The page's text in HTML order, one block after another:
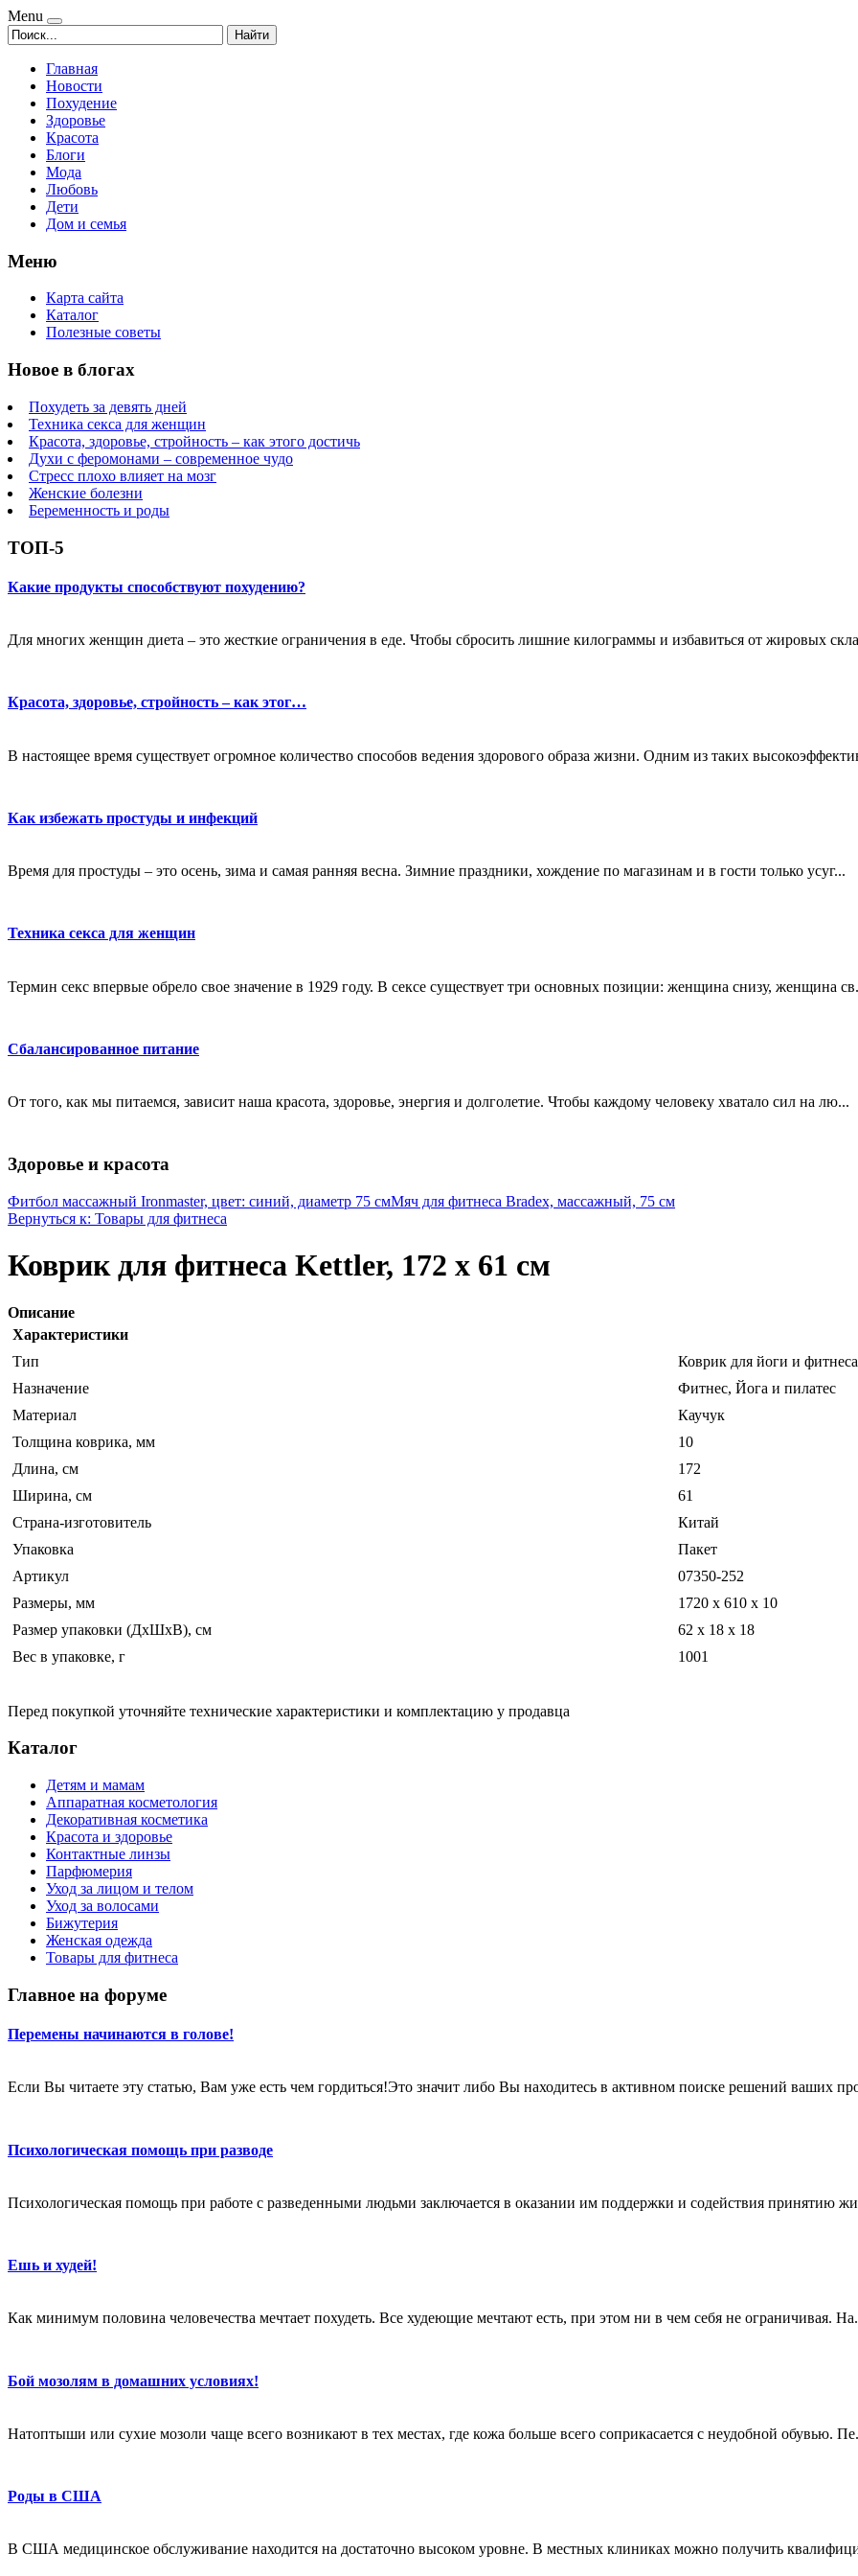
Menu
Найти
Главная
Новости
Похудение
Здоровье
Красота
Блоги
Мода
Любовь
Дети
Дом и семья
Меню
Карта сайта
Каталог
Полезные советы
Новое в блогах
Похудеть за девять дней
Техника секса для женщин
Красота, здоровье, стройность – как этого достичь
Духи с феромонами – современное чудо
Стресс плохо влияет на мозг
Женские болезни
Беременность и роды
ТОП-5
Какие продукты способствуют похудению?
Для многих женщин диета – это жесткие ограничения в еде. Чтобы сбросить лишние килограммы и избавиться от жировых
Красота, здоровье, стройность – как этог…
В настоящее время существует огромное количество способов ведения здорового образа жизни. Одним из таких
Как избежать простуды и инфекций
Время для простуды – это осень, зима и самая ранняя весна. Зимние праздники, хождение по магазинам и в гости только усуг...
Техника секса для женщин
Термин секс впервые обрело свое значение в 1929 году. В сексе существует три основных позиции: женщина снизу, женщина
Сбалансированное питание
От того, как мы питаемся, зависит наша красота, здоровье, энергия и долголетие. Чтобы каждому человеку хватало сил на лю...
Здоровье и красота
Фитбол массажный Ironmaster, цвет: синий, диаметр 75 смМяч для фитнеса Bradex, массажный, 75 см
Вернуться к: Товары для фитнеса
Коврик для фитнеса Kettler, 172 х 61 см
Описание
Характеристики
Тип
Коврик для йоги и фитнеса
Назначение
Фитнес, Йога и пилатес
Материал
Каучук
Толщина коврика, мм
10
Длина, см
172
Ширина, см
61
Страна-изготовитель
Китай
Упаковка
Пакет
Артикул
07350-252
Размеры, мм
1720 х 610 х 10
Размер упаковки (ДхШхВ), см
62 x 18 x 18
Вес в упаковке, г
1001
Перед покупкой уточняйте технические характеристики и комплектацию у продавца
Каталог
Детям и мамам
Аппаратная косметология
Декоративная косметика
Красота и здоровье
Контактные линзы
Парфюмерия
Уход за лицом и телом
Уход за волосами
Бижутерия
Женская одежда
Товары для фитнеса
Главное на форуме
Перемены начинаются в голове!
Если Вы читаете эту статью, Вам уже есть чем гордиться!Это значит либо Вы находитесь в активном поиске решений ваших
Психологическая помощь при разводе
Психологическая помощь при работе с разведенными людьми заключается в оказании им поддержки и содействия принятию
Ешь и худей!
Как минимум половина человечества мечтает похудеть. Все худеющие мечтают есть, при этом ни в чем себя не ограничивая.
Бой мозолям в домашних условиях!
Натоптыши или сухие мозоли чаще всего возникают в тех местах, где кожа больше всего соприкасается с неудобной обувью.
Роды в США
В США медицинское обслуживание находится на достаточно высоком уровне. В местных клиниках можно получить